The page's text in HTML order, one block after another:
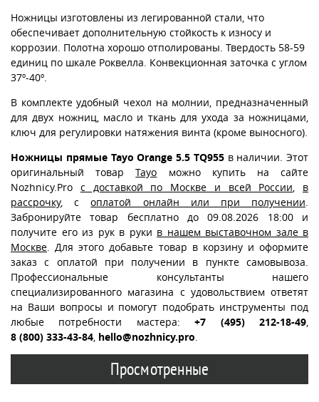
Ножницы изготовлены из легированной стали, что
обеспечивает дополнительную стойкость к износу и
коррозии. Полотна хорошо отполированы. Твердость 58-59
единиц по шкале Роквелла. Конвекционная заточка с углом
37º-40º.
В комплекте удобный чехол на молнии, предназначенный
для двух ножниц, масло и ткань для ухода за ножницами,
ключ для регулировки натяжения винта (кроме выносного).
Ножницы прямые Tayo Orange 5.5 TQ955в наличии. Этот
оригинальный товарTayo можно купить на сайте
Nozhnicy.Pro с доставкой по Москве и всей России
в
рассрочку, соплатой онлайн или при получении
Забронируйте товар бесплатно до 09.08.2026 18:00 и
получите его из рук в руки в нашем выставочном зале в
Москве . Для этого добавьте товар в корзину и оформите
заказ с оплатой при получении в пункте самовывоза.
Профессиональные консультанты нашего
специализированного магазина с удовольствием ответят
на Ваши вопросы и помогут подобрать инструменты под
любые потребности мастера:+7 (495) 212-18-49
8 (800) 333-43-84 hello@nozhnicy.pro
Просмотренные